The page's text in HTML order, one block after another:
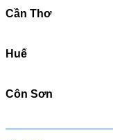
Cần Thơ
Huế
Côn Sơn